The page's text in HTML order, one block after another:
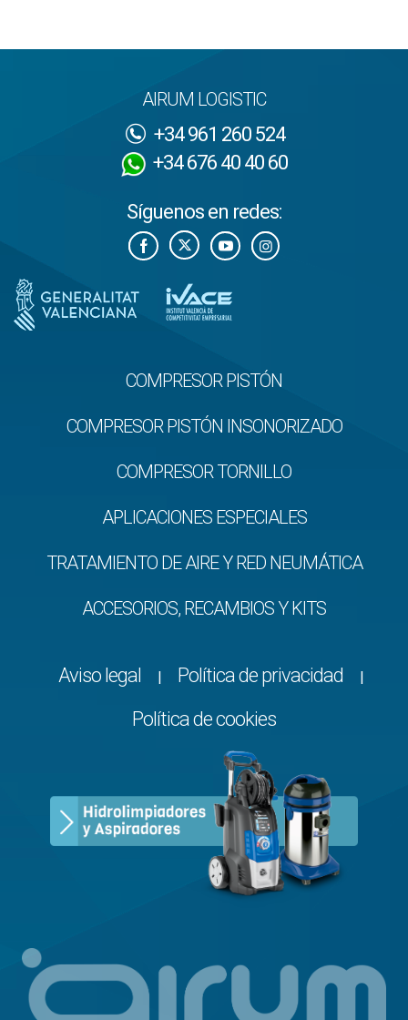
AIRUM LOGISTIC
+34 961 260 524
+34 676 40 40 60
Síguenos en redes:
COMPRESOR PISTÓN
COMPRESOR PISTÓN INSONORIZADO
COMPRESOR TORNILLO
APLICACIONES ESPECIALES
TRATAMIENTO DE AIRE Y RED NEUMÁTICA
ACCESORIOS, RECAMBIOS Y KITS
Aviso legal Política de privacidad
Política de cookies